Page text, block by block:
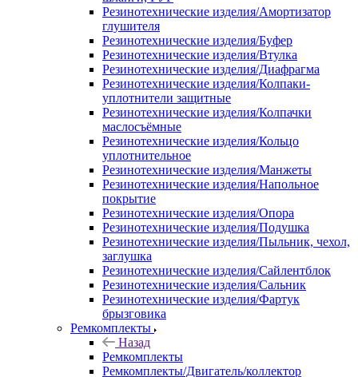
Резинотехнические изделия/Амортизатор
глушителя
Резинотехнические изделия/Буфер
Резинотехнические изделия/Втулка
Резинотехнические изделия/Диафрагма
Резинотехнические изделия/Колпаки-
уплотнители защитные
Резинотехнические изделия/Колпачки
маслосъёмные
Резинотехнические изделия/Кольцо
уплотнительное
Резинотехнические изделия/Манжеты
Резинотехнические изделия/Напольное
покрытие
Резинотехнические изделия/Опора
Резинотехнические изделия/Подушка
Резинотехнические изделия/Пыльник, чехол,
заглушка
Резинотехнические изделия/Сайлентблок
Резинотехнические изделия/Сальник
Резинотехнические изделия/Фартук
брызговика
Ремкомплекты
Назад
Ремкомплекты
Ремкомплекты/Двигатель/коллектор